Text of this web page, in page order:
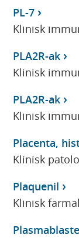
PL-7
Klinisk
PLA2R-ak
Klinisk
PLA2R-ak
Klinisk
Placenta,
Klinisk
Plaquenil
Klinisk